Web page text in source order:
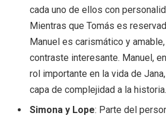
cada uno de ellos con
Mientras que Tomás es
Manuel es carismático y
contraste interesante. Manuel,
rol importante en la vida de
capa de complejidad a la historia.
Simona y Lope: Parte del